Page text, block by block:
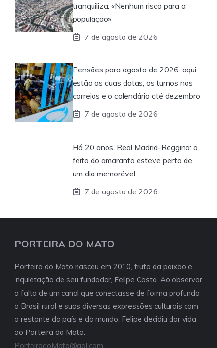
tranquiliza: «Nenhum risco para a
população»
7 de agosto de 2026
Pensões para agosto de 2026: aqui
estão as duas datas, os turnos nos
correios e o calendário até dezembro
7 de agosto de 2026
Há 20 anos, Real Madrid-Reggina: o
feito do amaranto esteve perto de
um dia memorável
7 de agosto de 2026
PORTEIRA DO MATO
Porteira do Mato nasceu em 2010, fruto da paixão e
inquietação de seu fundador, Felipe Costa. Ao observar
a falta de um canal que conectasse de forma profunda
o Brasil rural e suas diversas expressões culturais com
o restante do país e do mundo, Felipe decidiu dar vida
ao Porteira do Mato.
PorteiradoMato@aol.com